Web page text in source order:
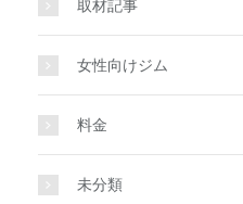
取材記事
女性向けジム
料金
未分類